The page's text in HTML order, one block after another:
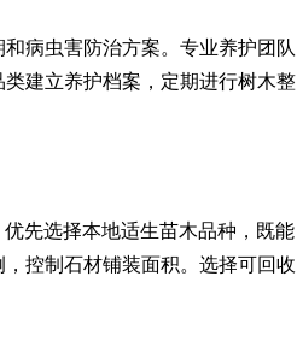
病虫害防治方案。专业养护团队
建立养护档案，定期进行树木整
先选择本地适生苗木品种，既能
控制石材铺装面积。选择可回收